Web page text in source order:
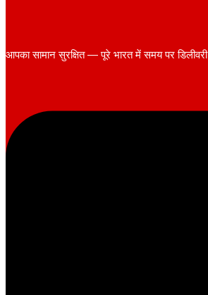
आपका सामान सुरक्षित — पूरे भारत में समय पर डिलीवरी